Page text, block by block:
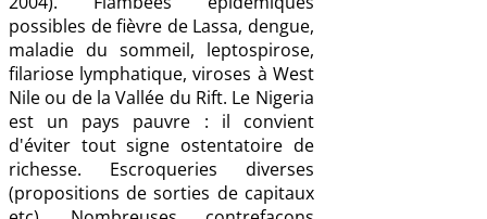
possibles de fièvre de Lassa, dengue,
maladie du sommeil, leptospirose,
filariose lymphatique, viroses à West
Nile ou de la Vallée du Rift. Le Nigeria
est un pays pauvre : il convient
d'éviter tout signe ostentatoire de
richesse. Escroqueries diverses
(propositions de sorties de capitaux